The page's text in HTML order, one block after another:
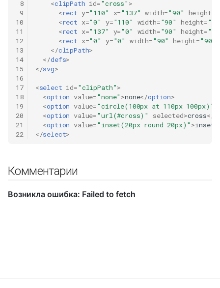
8
9
10
11
12
13
14
15
16
17
18
19
20
21
22
<clipPath id="cross" >
<rect y="110" x="137" width="90" height
<rect x="0" y="110" width="90" height=
<rect x="137" y="0" width="90" height=
<rect x="0" y="0" width="90" height="90"
</clipPath>
</defs>
</svg>
<select id="clipPath">
<option value="none" >none</option>
<option value="circle(100px at 110px 100px)"
<option value="url(#cross)" selected>cross</
<option value="inset(20px round 20px)" >inset
</select>
Комментарии